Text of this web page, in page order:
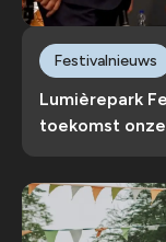
Lumièrepark
toekomst
Festivalnieuws